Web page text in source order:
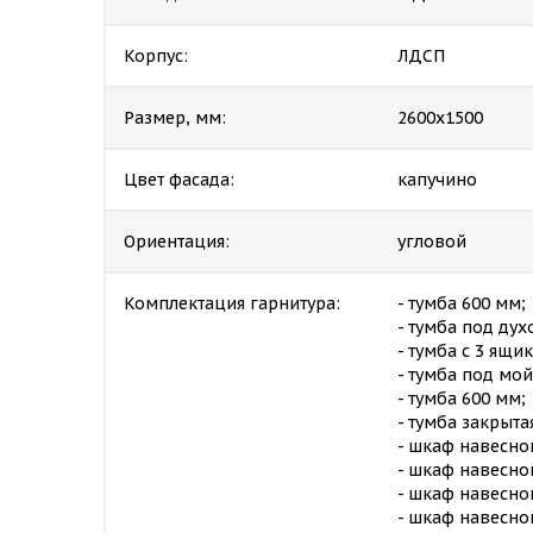
Корпус: ЛДСП
Размер, мм: 2600х1500
Цвет фасада: капучино
Ориентация: угловой
Комплектация гарнитура:
- тумба 600 мм;
- тумба под
- тумба с 3
- тумба под
- тумба 600 мм;
- тумба
- шкаф
- шкаф
- шкаф
- шкаф